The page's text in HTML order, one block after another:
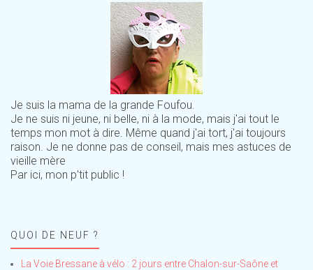
Je suis la mama de la grande Foufou.
Je ne suis ni jeune, ni belle, ni à la mode, mais j'ai tout le
temps mon mot à dire. Même quand j'ai tort, j'ai toujours
raison. Je ne donne pas de conseil, mais mes astuces de
vieille mère
Par ici, mon p'tit public !
QUOI DE NEUF ?
La Voie Bressane à vélo : 2 jours entre Chalon-sur-Saône et